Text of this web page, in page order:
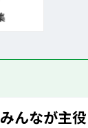
みんなが主役